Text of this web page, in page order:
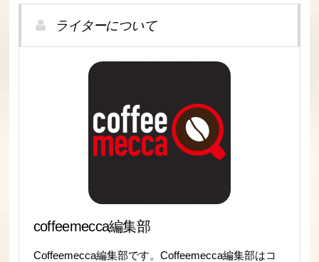
ライターについて
coffeemecca編集部
Coffeemecca編集部です。Coffeemecca編集部はコ